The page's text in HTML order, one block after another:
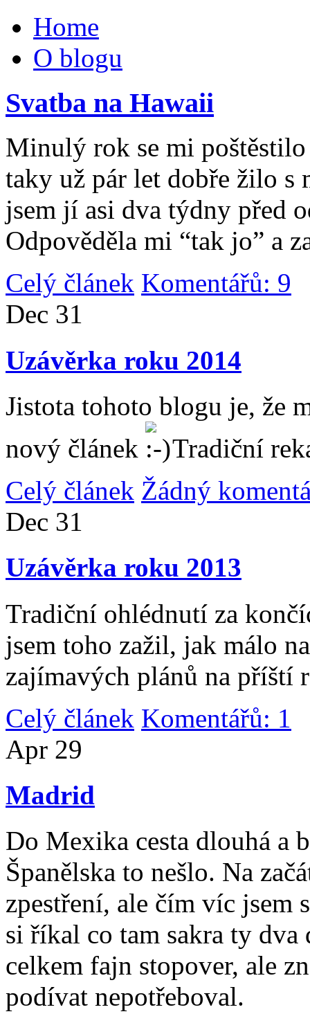
Home
O blogu
Svatba na Hawaii
Minulý rok se mi
taky už pár let dobře žilo
jsem jí asi dva týdny před
Odpověděla mi “tak jo” a
Celý článek Komentářů: 9
Dec 31
Uzávěrka roku 2014
Jistota tohoto blogu je, že
nový článek
Tradiční
Celý článek Žádný
Dec 31
Uzávěrka roku 2013
Tradiční ohlédnutí za
jsem toho zažil, jak málo
zajímavých plánů na příští
Celý článek Komentářů: 1
Apr 29
Madrid
Do Mexika cesta dlouhá a
Španělska to nešlo. Na
zpestření, ale čím víc jsem
si říkal co tam sakra ty
celkem fajn stopover, ale
podívat nepotřeboval.